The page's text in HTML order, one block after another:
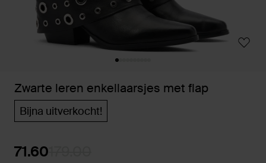
Zwarte leren enkellaarsjes met flap
Bijna uitverkocht!
71.60